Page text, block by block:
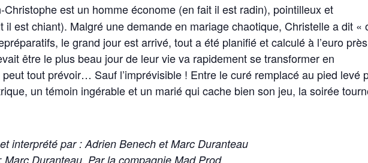
Christophe est un homme économe (en fait il est radin), pointilleux et
il est chiant). Malgré une demande en mariage chaotique, Christelle a dit «
le grand jour est arrivé, tout a été planifié et calculé à l’euro
être le plus beau jour de leur vie va rapidement se transformer en
tout prévoir… Sauf l’imprévisible ! Entre le curé remplacé au pied levé
un témoin ingérable et un marié qui cache bien son jeu, la soirée
interprété par : Adrien Benech et Marc Duranteau
Marc Duranteau. Par la compagnie Mad Prod